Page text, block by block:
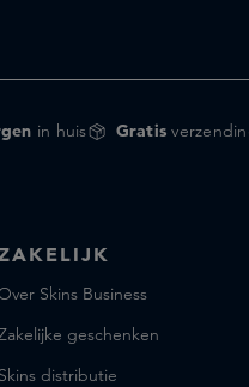
in huis Gratis
Skins Business
geschenken
Skins distributie